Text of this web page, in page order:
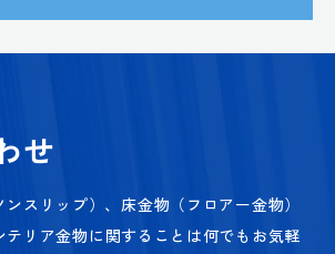
せ
スリップ）、床金物（フロアー金物）
テリア金物に関することは何でもお気軽